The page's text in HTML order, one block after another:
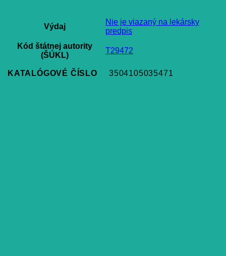
Výdaj
Nie je viazaný na lekársky
predpis
Kód štátnej autority
(ŠÚKL)
T29472
KATALÓGOVÉ ČÍSLO 3504105035471